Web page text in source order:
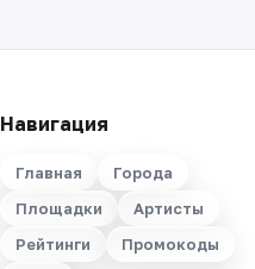
Навигация
Главная
Города
Площадки
Артисты
Рейтинги
Промокоды